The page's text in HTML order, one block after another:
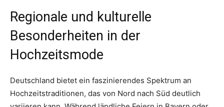
Regionale und kulturelle
Besonderheiten in der
Hochzeitsmode
Deutschland bietet ein faszinierendes Spektrum an
Hochzeitstraditionen, das von Nord nach Süd deutlich